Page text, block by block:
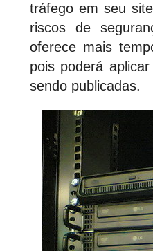
tráfego em seu
riscos de
oferece mais
pois poderá
sendo publicadas.